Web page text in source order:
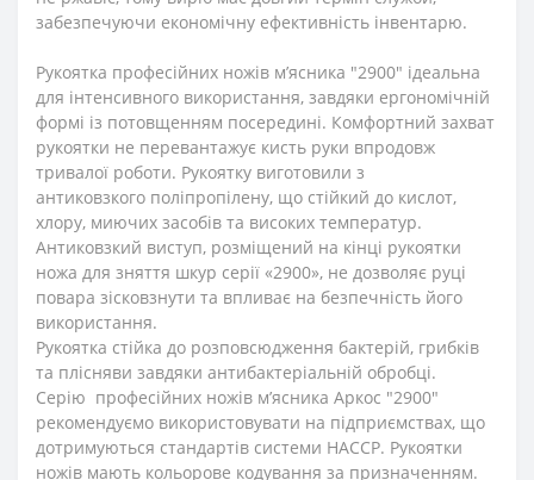
забезпечуючи економічну ефективність інвентарю.
Рукоятка професійних ножів м’ясника "2900" ідеальна
для інтенсивного використання, завдяки ергономічній
формі із потовщенням посередині. Комфортний захват
рукоятки не перевантажує кисть руки впродовж
тривалої роботи. Рукоятку виготовили з
антиковзкого поліпропілену, що стійкий до кислот,
хлору, миючих засобів та високих температур.
Антиковзкий виступ, розміщений на кінці рукоятки
ножа для зняття шкур серії «2900», не дозволяє руці
повара зісковзнути та впливає на безпечність його
використання.
Рукоятка стійка до розповсюдження бактерій, грибків
та плісняви завдяки антибактеріальній обробці.
Серію професійних ножів м’ясника Аркос "2900"
рекомендуємо використовувати на підприємствах, що
дотримуються стандартів системи HACCP. Рукоятки
ножів мають кольорове кодування за призначенням.